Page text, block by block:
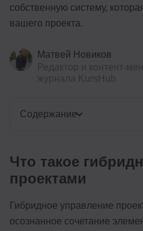
собственную систему,
вашего проекта.
Матвей Новиков
Содержание
Что такое
проектами
Гибридное управление
осознанное сочетание